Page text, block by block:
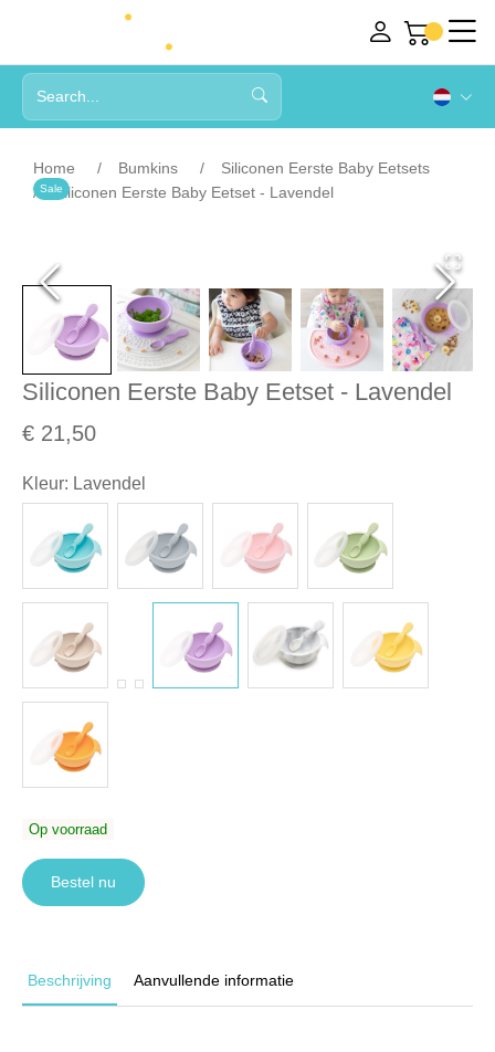
Home Bumkins
Siliconen Eerste Baby Eetsets
Siliconen Eerste Baby Eetset - Lavendel
Siliconen Eerste Baby Eetset - Lavendel
€ 21,50
Sale
Kleur: Lavendel
Op voorraad
Bestel nu
Beschrijving Aanvullende informatie